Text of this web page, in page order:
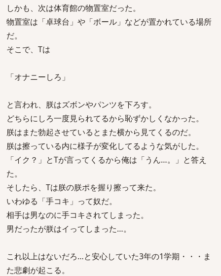
しかも、次は体育館の物置室だった。
物置室は「卓球台」や「ボール」などが置かれている場所
だ。
そこで、Tは
「オナニーしろ」
と言われ、朕はズボンやパンツを下ろす。
どちらにしろ一度見られてるから恥ずかしくなかった。
朕はまた勃起させているとまた横から見てくるのだ。
朕は擦っている内に様子が変化してるような気がした。
「イク？」とTが言ってくるから俺は「うん…。」と答え
た。
そしたら、Tは朕の朕ポを握り擦って来た。
いわゆる「手コキ」って奴だ。
相手は男なのに手コキされてしまった。
男だったが朕はイってしまった…。
これ以上はないだろ…と安心していた3年の1学期・・・ま
た悲劇が起こる。